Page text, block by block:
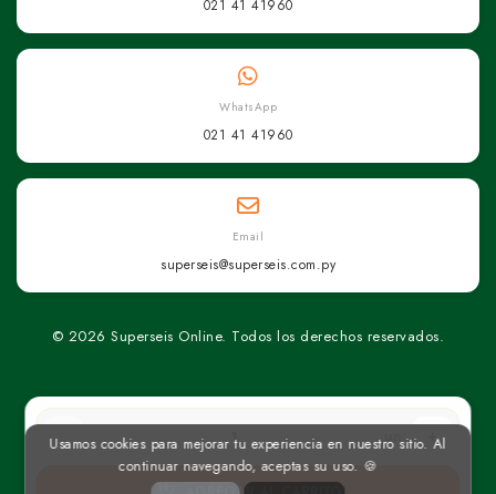
un
021 41 41960
WhatsApp
021 41 41960
Email
superseis@superseis.com.py
© 2026 Superseis Online. Todos los derechos reservados.
Usamos cookies para mejorar tu experiencia en nuestro sitio. Al
continuar navegando, aceptas su uso. 🍪